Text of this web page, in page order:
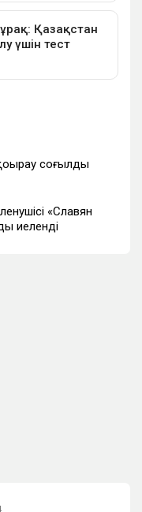
соғылды
«Славян
иеленді